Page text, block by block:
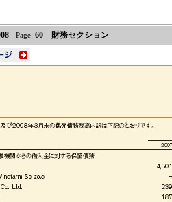
Page: 60 財務セクション